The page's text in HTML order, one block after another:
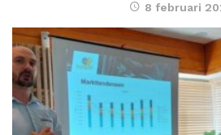
8 februari